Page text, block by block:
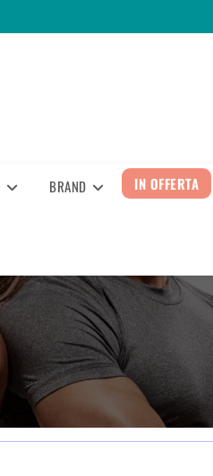
BRAND IN OFFERTA